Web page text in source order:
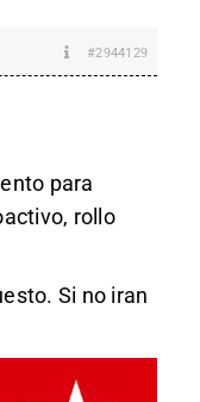
#2944129
para
rollo
Si no iran